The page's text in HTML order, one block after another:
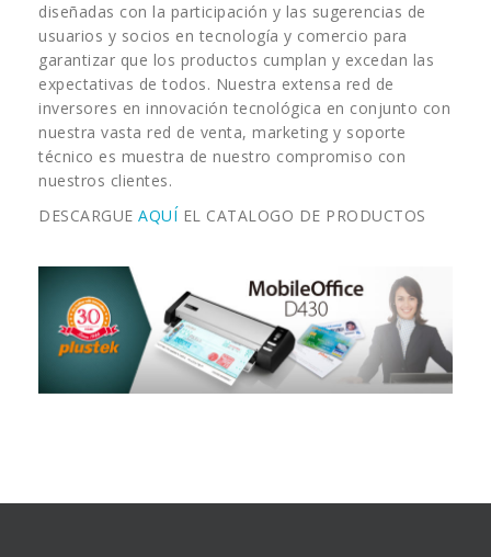
diseñadas con la participación y las sugerencias de
usuarios y socios en tecnología y comercio para
garantizar que los productos cumplan y excedan las
expectativas de todos. Nuestra extensa red de
inversores en innovación tecnológica en conjunto con
nuestra vasta red de venta, marketing y soporte
técnico es muestra de nuestro compromiso con
nuestros clientes​.
DESCARGUE AQUÍ EL CATALOGO DE PRODUCTOS